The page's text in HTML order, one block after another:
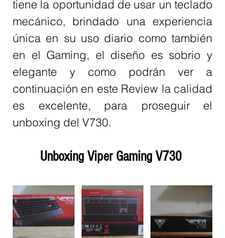
tiene la oportunidad de usar un teclado
mecánico, brindado una experiencia
única en su uso diario como también
en el Gaming, el diseño es sobrio y
elegante y como podrán ver a
continuación en este Review la calidad
es excelente, para proseguir el
unboxing del V730.
Unboxing Viper Gaming V730